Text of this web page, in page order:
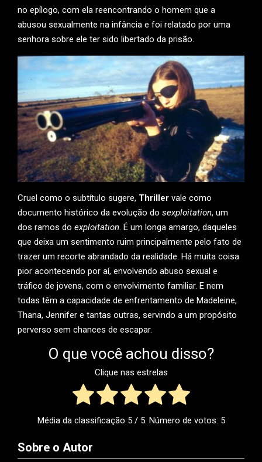
no epílogo, com ela reencontrando o homem que a
abusou sexualmente na infância e foi relatado por uma
senhora sobre ele ter sido libertado da prisão.
Cruel como o subtítulo sugere, Thriller vale como
documento histórico da evolução do sexploitation, um
dos ramos do exploitation. É um longa amargo, daqueles
que deixa um sentimento ruim principalmente pelo fato de
trazer um recorte abrandado da realidade. Há muita coisa
pior acontecendo por aí, envolvendo abuso sexual e
tráfico de jovens, com o envolvimento familiar. E nem
todas têm a capacidade de enfrentamento de Madeleine,
Thana, Jennifer e tantas outras, servindo a um propósito
perverso sem chances de escapar.
O que você achou disso?
Clique nas estrelas
Média da classificação 5/ 5. Número de votos: 5
Sobre o Autor